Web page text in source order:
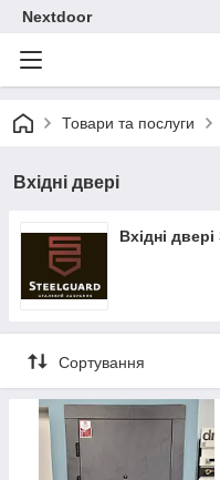
Nextdoor
Товари та послуги
Вхідні двері
Вхідні
Сортування